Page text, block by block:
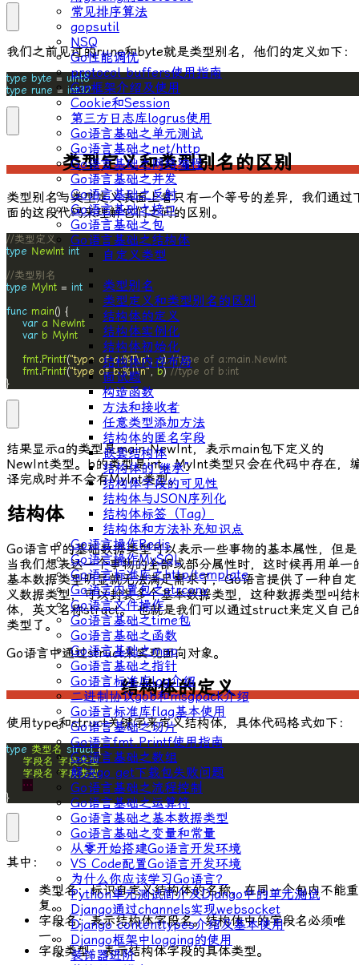
常见排序算法
gopsutil
NSQ
Go性能调优
protocol buffers使用指南
Gin框架介绍及使用
Cookie和Session
第三方日志库logrus使用
Go语言基础之单元测试
Go语言基础之net/http
Go语言基础之网络编程
Go语言基础之并发
Go语言基础之反射
Go语言基础之接口
Go语言基础之包
Go语言基础之结构体
自定义类型
类型别名
类型定义和类型别名的区别
结构体的定义
结构体实例化
结构体初始化
结构体内存布局
面试题
构造函数
方法和接收者
任意类型添加方法
结构体的匿名字段
嵌套结构体
结构体的“继承”
结构体字段的可见性
结构体与JSON序列化
结构体标签（Tag）
结构体和方法补充知识点
Go语言操作Redis
Go语言操作MySQL
Go语言标准库之http/template
Go语言内置包之strconv
Go语言文件操作
Go语言基础之time包
Go语言基础之函数
Go语言基础之map
Go语言基础之指针
Go语言标准库log介绍
二进制协议gob和msgpack介绍
Go语言标准库flag基本使用
Go语言基础之切片
Go语言fmt.Printf使用指南
Go语言基础之数组
解决go get下载包失败问题
Go语言基础之流程控制
Go语言基础之运算符
Go语言基础之基本数据类型
Go语言基础之变量和常量
从零开始搭建Go语言开发环境
VS Code配置Go语言开发环境
为什么你应该学习Go语言？
Python单元测试简介及Django中的单元测试
Django通过channels实现websocket
Django contenttypes介绍及基本使用
Django框架中logging的使用
装饰器进阶
我们之前见过的rune和byte就是类型别名，他们的定义如下：
type byte = uint8
type rune = int32
类型定义和类型别名的区别
类型别名与类型定义表面上看只有一个等号的差异，我们通过
面的这段代码来理解它们之间的区别。
//类型定义
type NewInt int
//类型别名
type MyInt = int
func main
var a NewInt
var b MyInt
fmt.Printf("type of a:%T\n", a) //type of a:main.NewInt
fmt.Printf("type of b:%T\n", b) //type of b:int
}
结果显示a的类型是main.NewInt，表示main包下定义的
NewInt类型。b的类型是int。MyInt类型只会在代码中存在，
译完成时并不会有MyInt类型。
结构体
Go语言中的基础数据类型可以表示一些事物的基本属性，但是
当我们想表达一个事物的全部或部分属性时，这时候再用单一
基本数据类型明显就无法满足需求了，Go语言提供了一种自定
义数据类型，可以封装多个基本数据类型，这种数据类型叫结
体，英文名称struct。 也就是我们可以通过struct来定义自己
类型了。
Go语言中通过struct来实现面向对象。
结构体的定义
使用type和struct关键字来定义结构体，具体代码格式如下：
type 类型名 struct
字段名 字段类型
字段名 字段类型
…
}
其中：
类型名：标识自定义结构体的名称，在同一个包内不能重
复。
字段名：表示结构体字段名。结构体中的字段名必须唯
一。
字段类型：表示结构体字段的具体类型。